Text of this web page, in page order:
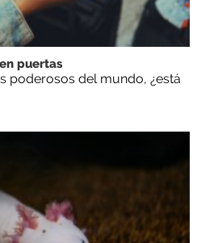
puertas
poderosos del mundo, ¿está